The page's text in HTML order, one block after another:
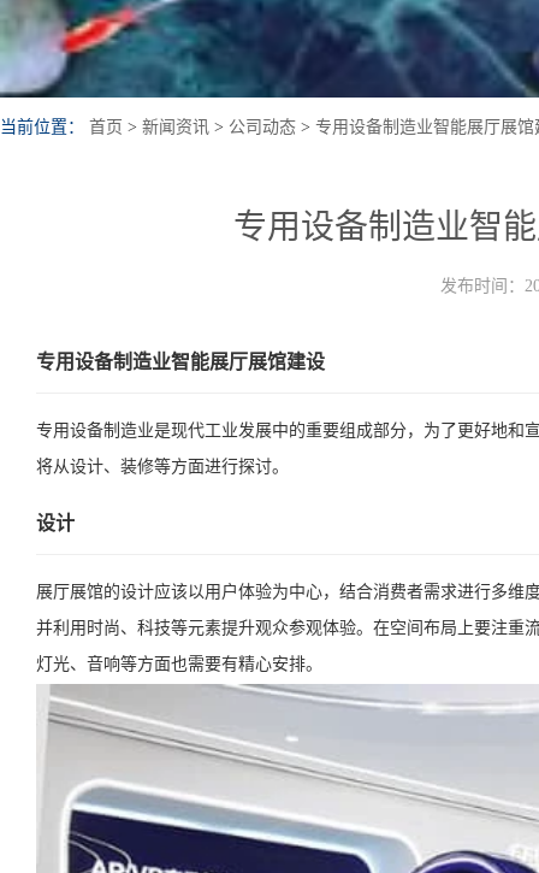
当前位置： 首页 > 新闻资讯 > 公司动态 > 专用设备制造业智能展厅展
专用设备制造业智
发布时间：
专用设备制造业智能展厅展馆建设
专用设备制造业是现代工业发展中的重要组成部分，为了更好地
将从设计、装修等方面进行探讨。
设计
展厅展馆的设计应该以用户体验为中心，结合消费者需求进行多
并利用时尚、科技等元素提升观众参观体验。在空间布局上要注
灯光、音响等方面也需要有精心安排。